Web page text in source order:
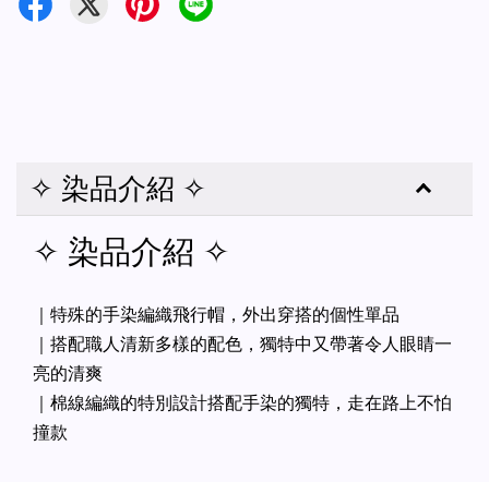
✧ 染品介紹 ✧
✧ 染品介紹 ✧
｜特殊的手染編織飛行帽，外出穿搭的個性單品
｜搭配職人清新多樣的配色，獨特中又帶著令人眼睛一
亮的清爽
｜棉線編織的特別設計搭配手染的獨特，走在路上不怕
撞款